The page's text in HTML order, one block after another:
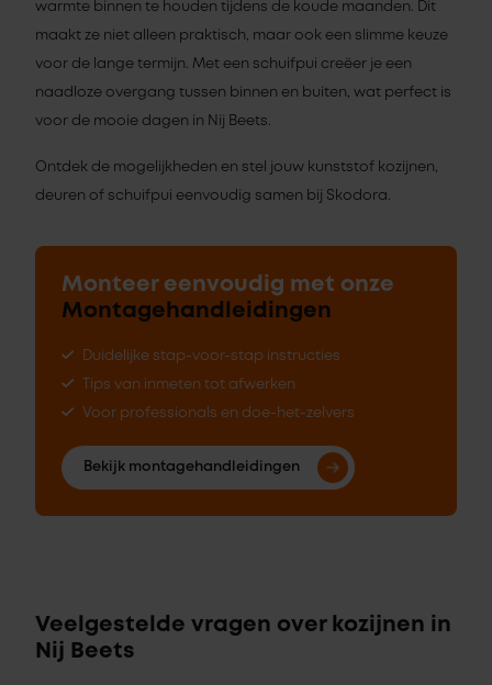
warmte binnen te houden tijdens de koude maanden. Dit
maakt ze niet alleen praktisch, maar ook een slimme keuze
voor de lange termijn. Met een schuifpui creëer je een
naadloze overgang tussen binnen en buiten, wat perfect is
voor de mooie dagen in Nij Beets.
Ontdek de mogelijkheden en stel jouw kunststof kozijnen,
deuren of schuifpui eenvoudig samen bij Skodora.
Monteer eenvoudig met onze
Montagehandleidingen
Duidelijke stap-voor-stap instructies
Tips van inmeten tot afwerken
Voor professionals en doe-het-zelvers
Bekijk montagehandleidingen
Veelgestelde vragen over kozijnen in
Nij Beets